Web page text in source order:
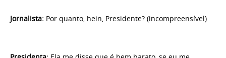
Jornalista: Por quanto, hein, Presidente? (incompreensível)